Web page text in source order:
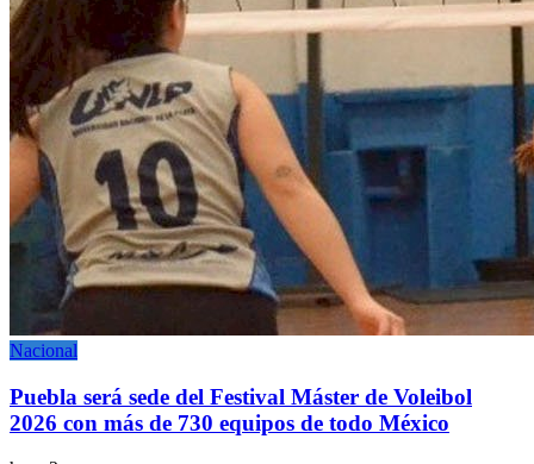
Nacional
Puebla será sede del Festival Máster de Voleibol
2026 con más de 730 equipos de todo México